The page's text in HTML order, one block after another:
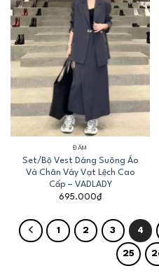
ĐẦM
Set/Bộ Vest Dáng Suông Áo
Và Chân Váy Vạt Lệch Cao
Cấp – VADLADY
695.000₫
1 2 3 4
25